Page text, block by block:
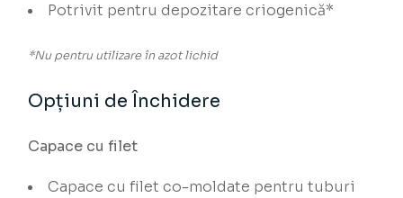
Potrivit pentru depozitare criogenică*
*Nu pentru utilizare în azot lichid
Opțiuni de Închidere
Capace cu filet
Capace cu filet co-moldate pentru tuburi